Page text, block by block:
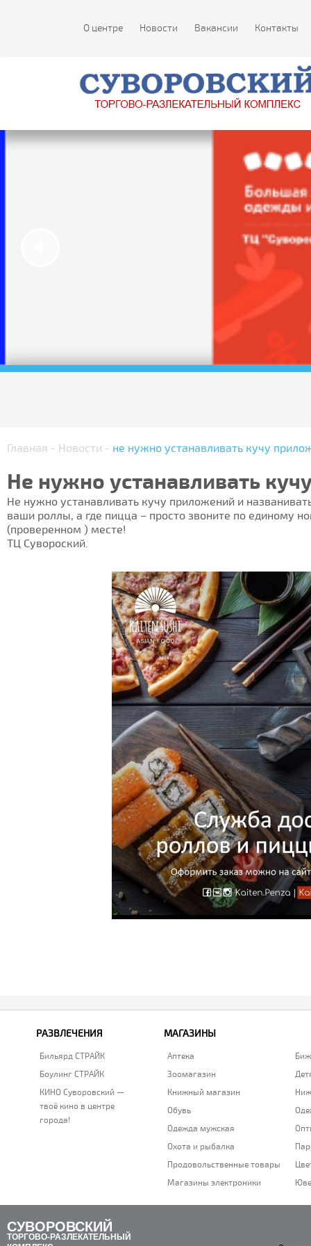
О центре Новости Вакансии Контакты
Главная - Новости - не нужно устанавливать кучу
Не нужно устанавливать
Не нужно устанавливать кучу приложений и
ваши роллы, а где пицца – просто звоните по единому
(проверенном ) месте!
ТЦ Сувороский.
РАЗВЛЕЧЕНИЯ
Бильярд СТРАЙК
Боулинг СТРАЙК
КИНО Суворовский —
твоё кино в центре
города!
МАГАЗИНЫ
Аптека
Зоомагазин
Книжный магазин
Обувь
Одежда мужская
Охота и рыбалка
Продовольственные товары
Магазины электроники
СУВОРОВСКИЙ
ТОРГОВО-РАЗЛЕКАТЕЛЬНЫЙ